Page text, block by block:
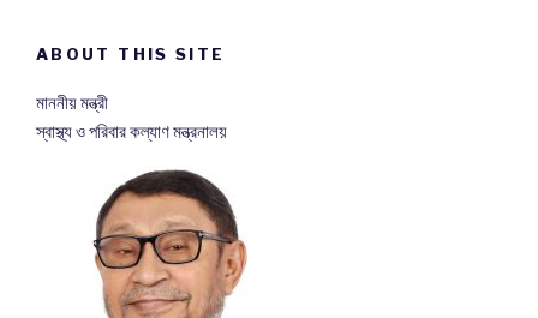
ABOUT THIS SITE
মাননীয় মন্ত্রী
স্বাস্থ্য ও পরিবার কল্যাণ মন্ত্রনালয়